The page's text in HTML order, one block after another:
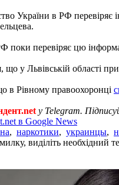
України в РФ перевіряє
поки перевіряє цю
що у Львівській області
в Рівному правоохоронці
у Telegram.
в Google News
, наркотики, украинцы,
виділіть необхідний